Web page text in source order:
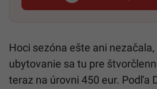
Hoci sezóna ešte ani
ubytovanie sa tu pre
teraz na úrovni 450 eur. Podľa